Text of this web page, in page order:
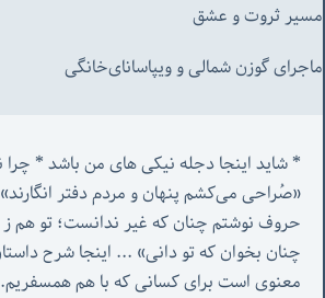
مسیر ثروت و عشق
ماجرای گوزن شمالی و‌ ویپاسانای‌خانگی
«صُراحی می‌کشم پنهان‌ و مردم‌ دفتر انگارند»... «
چنان بخوان که تو دانی» ...
معنوی است برای کسانی که با هم همسفریم.